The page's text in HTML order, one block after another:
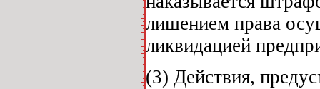
лишением права
ликвидацией
(3) Действия,